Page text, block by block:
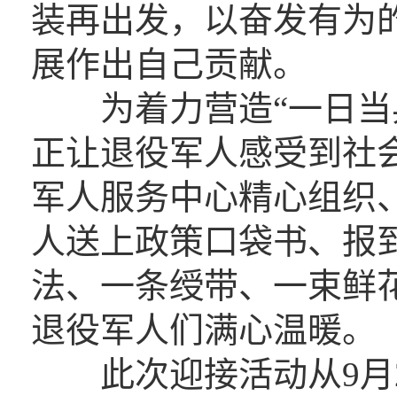
装再出发，以奋发有为
展作出自己贡献。
为着力营造“一日当
正让退役军人感受到社
军人服务中心精心组织
人送上政策口袋书、报
法、一条绶带、一束鲜
退役军人们满心温暖。
此次迎接活动从9月2